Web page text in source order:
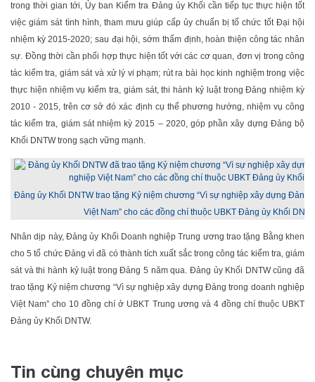
trong thời gian tới, Ủy ban Kiểm tra Đảng ủy Khối cần tiếp tục thực hiện tốt
việc giám sát tình hình, tham mưu giúp cấp ủy chuẩn bị tổ chức tốt Đại hội
nhiệm kỳ 2015-2020; sau đại hội, sớm thẩm định, hoàn thiện công tác nhân
sự. Đồng thời cần phối hợp thực hiện tốt với các cơ quan, đơn vị trong công
tác kiểm tra, giám sát và xử lý vi phạm; rút ra bài học kinh nghiệm trong việc
thực hiện nhiệm vụ kiểm tra, giám sát, thi hành kỷ luật trong Đảng nhiệm kỳ
2010 - 2015, trên cơ sở đó xác định cụ thể phương hướng, nhiệm vụ công
tác kiểm tra, giám sát nhiệm kỳ 2015 – 2020, góp phần xây dựng Đảng bộ
Khối DNTW trong sạch vững mạnh.
Đảng ủy Khối DNTW trao tặng Kỷ niệm chương “Vì sự nghiệp xây dựng Đảng
Việt Nam” cho các đồng chí thuộc UBKT Đảng ủy Khối
Nhân dịp này, Đảng ủy Khối Doanh nghiệp Trung ương trao tặng Bằng khen
cho 5 tổ chức Đảng vì đã có thành tích xuất sắc trong công tác kiểm tra, giám
sát và thi hành kỷ luật trong Đảng 5 năm qua. Đảng ủy Khối DNTW cũng đã
trao tặng Kỷ niệm chương “Vì sự nghiệp xây dựng Đảng trong doanh nghiệp
Việt Nam” cho 10 đồng chí ở UBKT Trung ương và 4 đồng chí thuộc UBKT
Đảng ủy Khối DNTW.
Tin cùng chuyên mục